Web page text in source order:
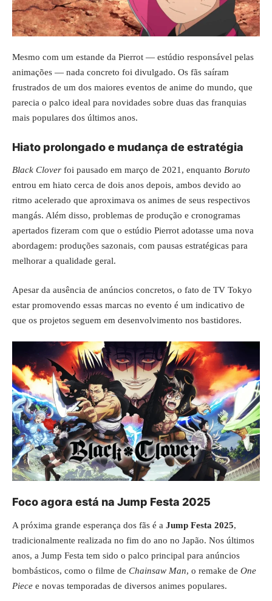
Mesmo com um estande da Pierrot — estúdio responsável pelas
animações — nada concreto foi divulgado. Os fãs saíram
frustrados de um dos maiores eventos de anime do mundo, que
parecia o palco ideal para novidades sobre duas das franquias
mais populares dos últimos anos.
Hiato prolongado e mudança de estratégia
Black Clover foi pausado em março de 2021, enquanto Boruto
entrou em hiato cerca de dois anos depois, ambos devido ao
ritmo acelerado que aproximava os animes de seus respectivos
mangás. Além disso, problemas de produção e cronogramas
apertados fizeram com que o estúdio Pierrot adotasse uma nova
abordagem: produções sazonais, com pausas estratégicas para
melhorar a qualidade geral.
Apesar da ausência de anúncios concretos, o fato de TV Tokyo
estar promovendo essas marcas no evento é um indicativo de
que os projetos seguem em desenvolvimento nos bastidores.
Foco agora está na Jump Festa 2025
A próxima grande esperança dos fãs é a Jump Festa 2025,
tradicionalmente realizada no fim do ano no Japão. Nos últimos
anos, a Jump Festa tem sido o palco principal para anúncios
bombásticos, como o filme de Chainsaw Man, o remake de One
Piece e novas temporadas de diversos animes populares.